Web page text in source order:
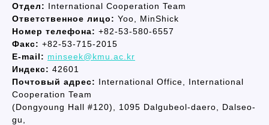
Отдел: International Cooperation Team
Ответственное лицо: Yoo, MinShick
Номер телефона: +82-53-580-6557
Факс: +82-53-715-2015
E-mail: minseek@kmu.ac.kr
Индекс: 42601
Почтовый адрес: International Office, International
Cooperation Team
(Dongyoung Hall #120), 1095 Dalgubeol-daero, Dalseo-
gu,